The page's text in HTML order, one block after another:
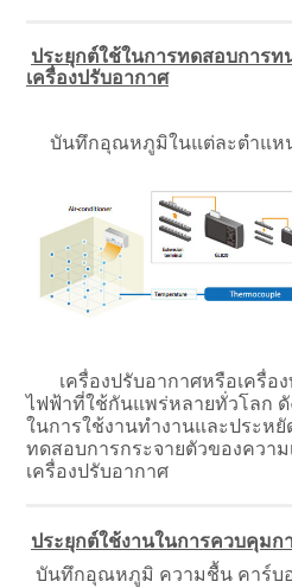
ประยุกต์ใช้ในการทดสอบการ
เครื่องปรับอากาศ
บันทึกอุณหภูมิในแต่ละตำแห
เครื่องปรับอากาศหรือเครื่
ไฟฟ้าที่ใช้กันแพร่หลายทั่วโลก ดั
ในการใช้งานทำงานและประห
ทดสอบการกระจายตัวของความ
เครื่องปรับอากาศ
ประยุกต์ใช้งานในการควบคุมก
บันทึกอุณหภูมิ ความชื้น คาร์บ